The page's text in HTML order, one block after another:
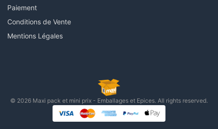
Paiement
Conditions de Vente
Mentions Légales
© 2026 Maxi pack et mini prix - Emballages et Epices. All rights reserved.